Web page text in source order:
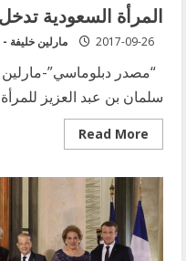
المرأة السعودية
مارلين خليفة 2017-09-26
“مصدر دبلوماسي”-
سلمان بن عبد العزيز للمرأة
Read More
Read
more
عصر
القيادة
بأمر
ملكي